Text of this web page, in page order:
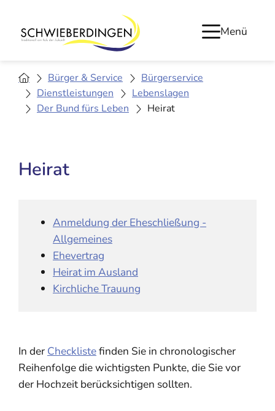
Menü
Bürger & Service
Bürgerservice
Dienstleistungen
Lebenslagen
Der Bund fürs Leben
Heirat
Heirat
Anmeldung der Eheschließung -
Allgemeines
Ehevertrag
Heirat im Ausland
Kirchliche Trauung
In der Checklistefinden Sie in chronologischer
Reihenfolge die wichtigsten Punkte, die Sie vor
der Hochzeit berücksichtigen sollten.